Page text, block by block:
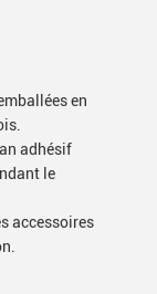
en
adhésif
le
accessoires